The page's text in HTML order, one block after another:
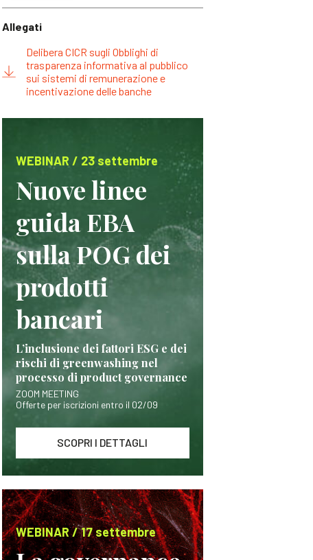
Allegati
Delibera CICR sugli Obblighi di
trasparenza informativa al pubblico
sui sistemi di remunerazione e
incentivazione delle banche
WEBINAR / 23 settembre
Nuove linee
guida EBA
sulla POG dei
prodotti
bancari
L’inclusione dei fattori ESG e dei
rischi di greenwashing nel
processo di product governance
ZOOM MEETING
Offerte per iscrizioni entro il 02/09
SCOPRI I DETTAGLI
WEBINAR / 17 settembre